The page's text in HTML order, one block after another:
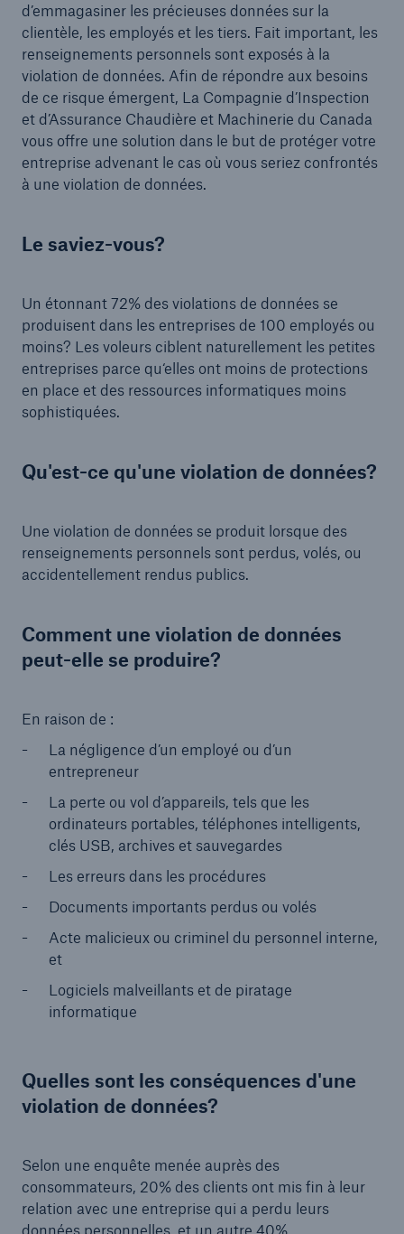
d’emmagasiner les précieuses données sur la
clientèle, les employés et les tiers. Fait important, les
renseignements personnels sont exposés à la
violation de données. Afin de répondre aux besoins
de ce risque émergent, La Compagnie d’Inspection
et d’Assurance Chaudière et Machinerie du Canada
vous offre une solution dans le but de protéger votre
entreprise advenant le cas où vous seriez confrontés
à une violation de données.
Le saviez-vous?
Un étonnant 72% des violations de données se
produisent dans les entreprises de 100 employés ou
moins? Les voleurs ciblent naturellement les petites
entreprises parce qu‘elles ont moins de protections
en place et des ressources informatiques moins
sophistiquées.
Qu'est-ce qu'une violation de données?
Une violation de données se produit lorsque des
renseignements personnels sont perdus, volés, ou
accidentellement rendus publics.
Comment une violation de données
peut-elle se produire?
En raison de :
La négligence d’un employé ou d’un
entrepreneur
La perte ou vol d’appareils, tels que les
ordinateurs portables, téléphones intelligents,
clés USB, archives et sauvegardes
Les erreurs dans les procédures
Documents importants perdus ou volés
Acte malicieux ou criminel du personnel interne,
et
Logiciels malveillants et de piratage
informatique
Quelles sont les conséquences d'une
violation de données?
Selon une enquête menée auprès des
consommateurs, 20% des clients ont mis fin à leur
relation avec une entreprise qui a perdu leurs
données personnelles, et un autre 40%